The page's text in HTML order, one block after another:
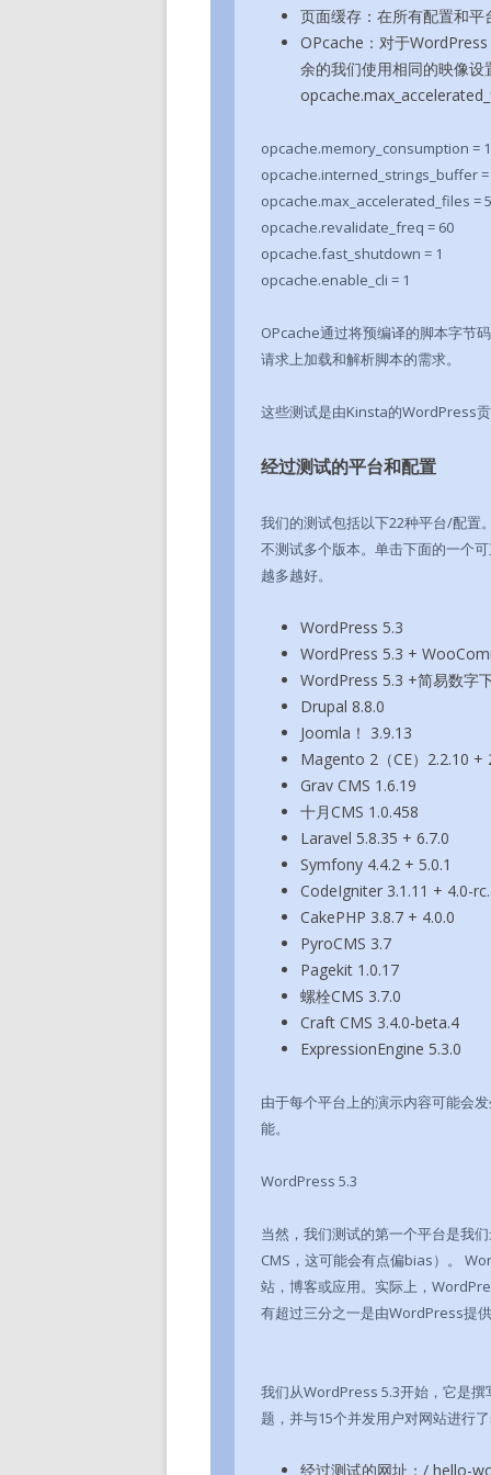
页面缓存：在所有配置和平
OPcache：对于
余的我们使用相同的映像
opcache.memory_consumption =
opcache.interned_strings_buffer =
opcache.max_accelerated_files =
opcache.revalidate_freq = 60
opcache.fast_shutdown = 1
opcache.enable_cli = 1
OPcache通过将预编译的脚本字节
请求上加载和解析脚本的需求。
这些测试是由Kinsta的WordPress
经过测试的平台和配置
我们的测试包括以下22种平台/配置
不测试多个版本。单击下面的一个
越多越好。
WordPress 5.3
WordPress 5.3 +
WordPress 5.3 +简易数字
Drupal 8.8.0
Joomla！ 3.9.13
Magento 2（CE）2.2.10 +
Grav CMS 1.6.19
十月CMS 1.0.458
Laravel 5.8.35 + 6.7.0
Symfony 4.4.2 + 5.0.1
CodeIgniter 3.1.11 + 4.0-
CakePHP 3.8.7 + 4.0.0
PyroCMS 3.7
Pagekit 1.0.17
螺栓CMS 3.7.0
Craft CMS 3.4.0-beta.4
ExpressionEngine 5.3.0
由于每个平台上的演示内容可能会
能。
WordPress 5.3
当然，我们测试的第一个平台是我
CMS，这可能会有点偏bias）。
站，博客或应用。实际上，
有超过三分之一是由WordPress提
我们从WordPress 5.3开始，它是
题，并与15个并发用户对网站进行
经过测试的网址：/ hello-